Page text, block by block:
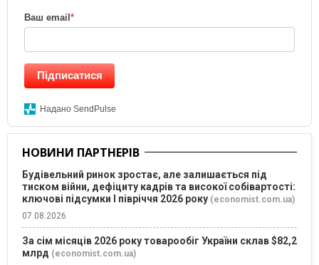
Ваш email *
Підписатися
Надано SendPulse
НОВИНИ ПАРТНЕРІВ
Будівельний ринок зростає, але залишається під
тиском війни, дефіциту кадрів та високої собівартості:
ключові підсумки І півріччя 2026 року (economist.com.ua)
07.08.2026
За сім місяців 2026 року товарообіг України склав $82,2
млрд (economist.com.ua)